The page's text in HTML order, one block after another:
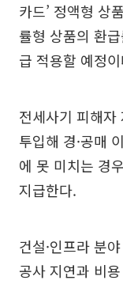
카드’ 정액형 상
률형 상품의 환
급 적용할 예정
전세사기 피해
투입해 경·공매
에 못 미치는 경
지급한다.
건설·인프라 분
공사 지연과 비